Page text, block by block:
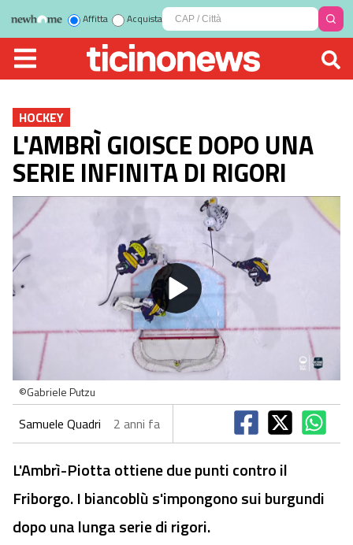
Affitta Acquista
HOCKEY
L'AMBRÌ GIOISCE DOPO UNA
SERIE INFINITA DI RIGORI
Play
Video
©Gabriele Putzu
Samuele Quadri 2 anni fa
L'Ambrì-Piotta ottiene due punti contro il
Friborgo. I biancoblù s'impongono sui burgundi
dopo una lunga serie di rigori.